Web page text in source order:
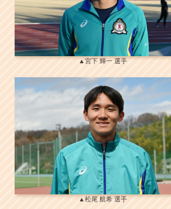
▲宮下 輝一 選手
▲松尾 航希 選手